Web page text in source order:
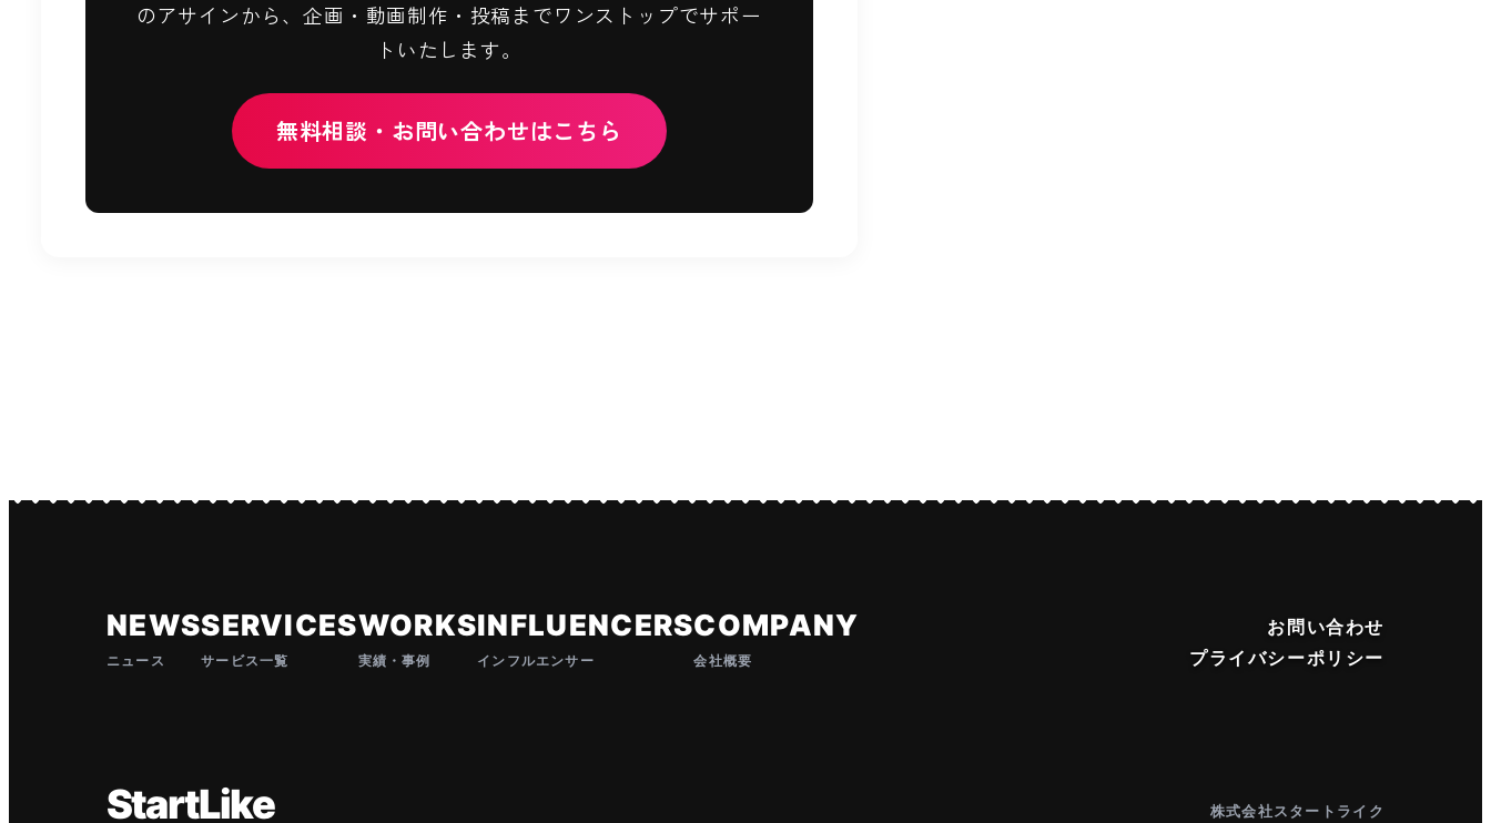
のアサインから、企画・動画制作・投稿までワンストップでサポー
トいたします。
無料相談・お問い合わせはこちら
NEWS
ニュース
SERVICES
サービス一覧
WORKS
実績・事例
INFLUENCERS
インフルエンサー
COMPANY
会社概要
お問い合わせ
プライバシーポリシー
StartLike 株式会社スタートライク